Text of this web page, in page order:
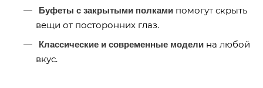
Буфеты с закрытыми полками помогут скрыть
вещи от посторонних глаз.
Классические и современные модели на любой
вкус.